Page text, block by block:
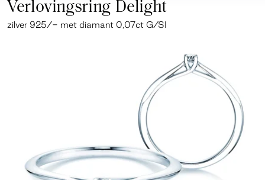
Verlovingsring Delight
zilver 925/- met diamant 0,07ct G/SI